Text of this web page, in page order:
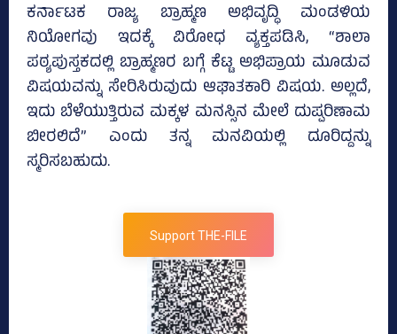
ಕರ್ನಾಟಕ ರಾಜ್ಯ ಬ್ರಾಹ್ಮಣ ಅಭಿವೃದ್ಧಿ ಮಂಡಳಿಯ
ನಿಯೋಗವು ಇದಕ್ಕೆ ವಿರೋಧ ವ್ಯಕ್ತಪಡಿಸಿ, “ಶಾಲಾ
ಪಠ್ಯಪುಸ್ತಕದಲ್ಲಿ ಬ್ರಾಹ್ಮಣರ ಬಗ್ಗೆ ಕೆಟ್ಟ ಅಭಿಪ್ರಾಯ ಮೂಡುವ
ವಿಷಯವನ್ನು ಸೇರಿಸಿರುವುದು ಆಘಾತಕಾರಿ ವಿಷಯ. ಅಲ್ಲದೆ,
ಇದು ಬೆಳೆಯುತ್ತಿರುವ ಮಕ್ಕಳ ಮನಸ್ಸಿನ ಮೇಲೆ ದುಷ್ಪರಿಣಾಮ
ಬೀರಲಿದೆ” ಎಂದು ತನ್ನ ಮನವಿಯಲ್ಲಿ ದೂರಿದ್ದನ್ನು
ಸ್ಮರಿಸಬಹುದು.
Support THE-FILE